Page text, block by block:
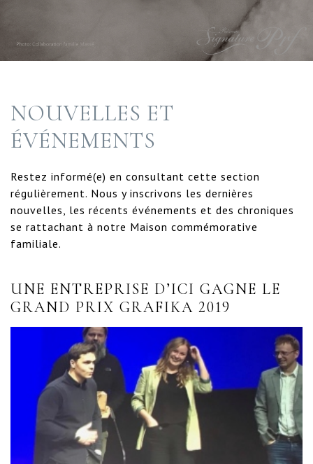
NOUVELLES ET
ÉVÉNEMENTS
Restez informé(e) en consultant cette section
régulièrement. Nous y inscrivons les dernières
nouvelles, les récents événements et des chroniques
se rattachant à notre Maison commémorative
familiale.
UNE ENTREPRISE D’ICI GAGNE LE
GRAND PRIX GRAFIKA 2019